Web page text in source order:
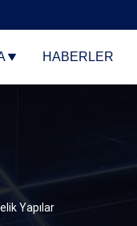
HABERLER
Yapılar